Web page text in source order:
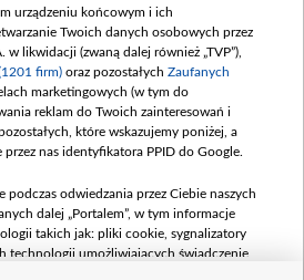
urządzeniu końcowym i ich
Twoich danych osobowych przez
w likwidacji (zwaną dalej również „TVP”),
firm) oraz pozostałych Zaufanych
marketingowych (w tym do
reklam do Twoich zainteresowań i
które wskazujemy poniżej, a
nas identyfikatora PPID do Google.
podczas odwiedzania przez Ciebie naszych
dalej „Portalem”, w tym informacje
takich jak: pliki cookie, sygnalizatory
technologii umożliwiających świadczenie